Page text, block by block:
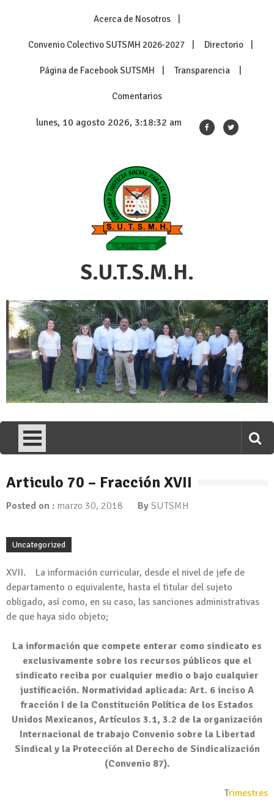
Acerca de Nosotros
Convenio Colectivo SUTSMH 2026-2027 Directorio
Página de Facebook SUTSMH Transparencia
Comentarios
lunes, 10 agosto 2026, 3:18:32 am
S.U.T.S.M.H.
Articulo 70 – Fracción XVII
Posted on : marzo 30, 2018 By SUTSMH
Uncategorized
XVII. La información curricular, desde el nivel de jefe de
departamento o equivalente, hasta el titular del sujeto
obligado, así como, en su caso, las sanciones administrativas
de que haya sido objeto;
La información que compete enterar como sindicato es
exclusivamente sobre los recursos públicos que el
sindicato reciba por cualquier medio o bajo cualquier
justificación. Normatividad aplicada: Art. 6 inciso A
fracción I de la Constitución Política de los Estados
Unidos Mexicanos, Artículos 3.1, 3.2 de la organización
Internacional de trabajo Convenio sobre la Libertad
Sindical y la Protección al Derecho de Sindicalización
(Convenio 87).
Trimestres